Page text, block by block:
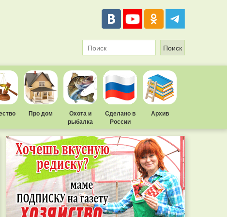
Про дом
Охота и
рыбалка
Сделано в
России
Архив